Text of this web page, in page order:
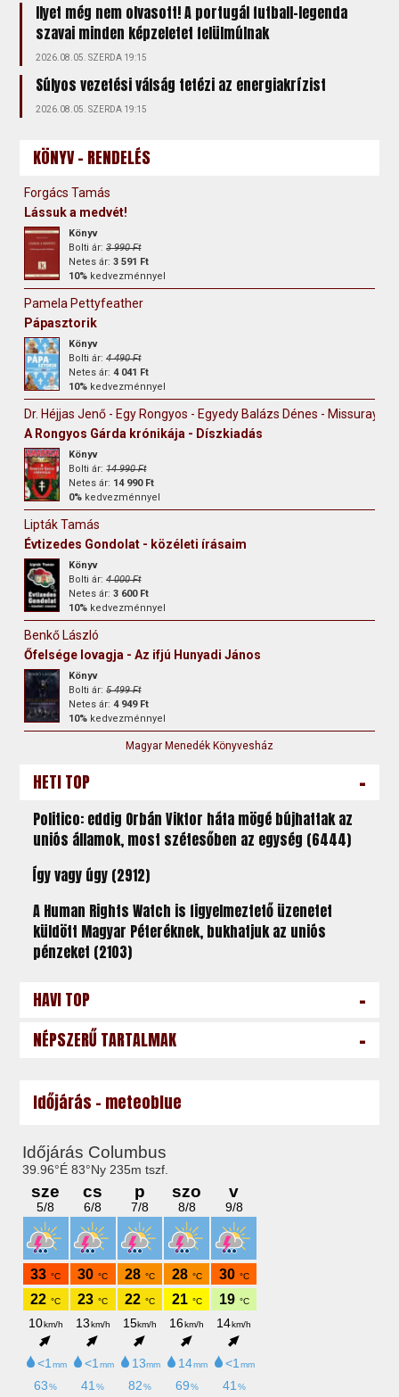
Ilyet még nem olvasott! A portugál futball-legenda
szavai minden képzeletet felülmúlnak
2026.08.05. SZERDA 19:15
Súlyos vezetési válság tetézi az energiakrízist
2026.08.05. SZERDA 19:15
KÖNYV - RENDELÉS
Forgács Tamás
Lássuk a medvét!
Könyv
Bolti ár:3 990 Ft
Netes ár:3 591 Ft
10% kedvezménnyel
Pamela Pettyfeather
Pápasztorik
Könyv
Bolti ár:4 490 Ft
Netes ár:4 041 Ft
10% kedvezménnyel
Dr. Héjjas Jenő - Egy Rongyos - Egyedy Balázs Dénes - Missuray-
A Rongyos Gárda krónikája - Díszkiadás
Könyv
Bolti ár:14 990 Ft
Netes ár: 14 990 Ft
0% kedvezménnyel
Lipták Tamás
Évtizedes Gondolat - közéleti írásaim
Könyv
Bolti ár:4 000 Ft
Netes ár:3 600 Ft
10% kedvezménnyel
Benkő László
Őfelsége lovagja - Az ifjú Hunyadi János
Könyv
Bolti ár:5 499 Ft
Netes ár:4 949 Ft
10% kedvezménnyel
Magyar Menedék Könyvesház
HETI TOP -
Politico: eddig Orbán Viktor háta mögé bújhattak az
uniós államok, most szétesőben az egység (6444)
Így vagy úgy (2912)
A Human Rights Watch is figyelmeztető üzenetet
küldött Magyar Péteréknek, bukhatjuk az uniós
pénzeket (2103)
HAVI TOP -
NÉPSZERŰ TARTALMAK -
Időjárás - meteoblue